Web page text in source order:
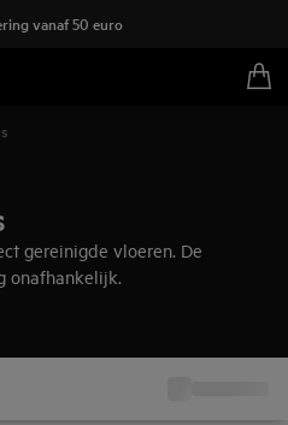
vanaf 50 euro
gereinigde vloeren. De
onafhankelijk.